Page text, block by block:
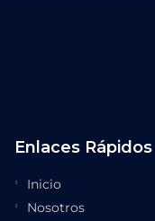
Enlaces Rápidos
Inicio
Nosotros